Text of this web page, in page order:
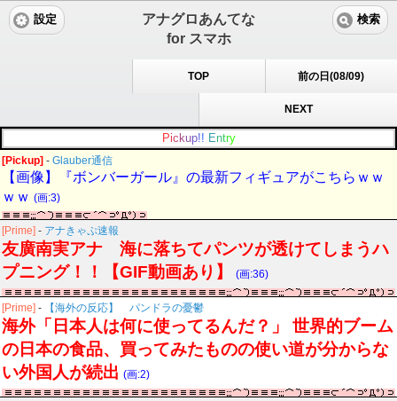
アナグロあんてな
for スマホ
設定 検索
TOP 前の日(08/09)
NEXT
Pic kup!! Entry
[Pickup] - Glauber通信
【画像】『ボンバーガール』の最新フィギュアがこちらｗｗ
ｗｗ (画:3)
[Prime] - アナきゃぷ速報
友廣南実アナ 海に落ちてパンツが透けてしまうハ
プニング！！【GIF動画あり】
(画:36)
[Prime] - 【海外の反応】 パンドラの憂鬱
海外「日本人は何に使ってるんだ？」 世界的ブーム
の日本の食品、買ってみたものの使い道が分からな
い外国人が続出 (画:2)